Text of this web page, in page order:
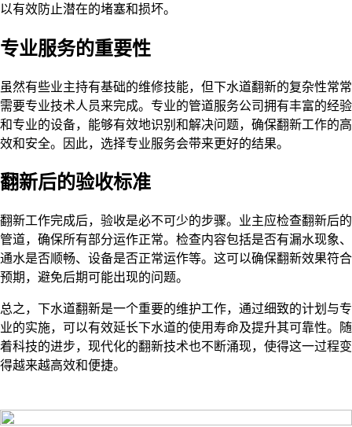
以有效防止潜在的堵塞和损坏。
专业服务的重要性
虽然有些业主持有基础的维修技能，但下水道翻新的复杂性常常
需要专业技术人员来完成。专业的管道服务公司拥有丰富的经验
和专业的设备，能够有效地识别和解决问题，确保翻新工作的高
效和安全。因此，选择专业服务会带来更好的结果。
翻新后的验收标准
翻新工作完成后，验收是必不可少的步骤。业主应检查翻新后的
管道，确保所有部分运作正常。检查内容包括是否有漏水现象、
通水是否顺畅、设备是否正常运作等。这可以确保翻新效果符合
预期，避免后期可能出现的问题。
总之，下水道翻新是一个重要的维护工作，通过细致的计划与专
业的实施，可以有效延长下水道的使用寿命及提升其可靠性。随
着科技的进步，现代化的翻新技术也不断涌现，使得这一过程变
得越来越高效和便捷。